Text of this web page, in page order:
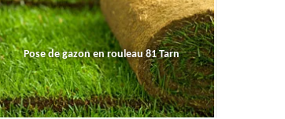
Pose de gazon en rouleau 81 Tarn